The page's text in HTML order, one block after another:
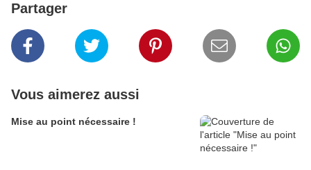
Partager
Vous aimerez aussi
Mise au point nécessaire !